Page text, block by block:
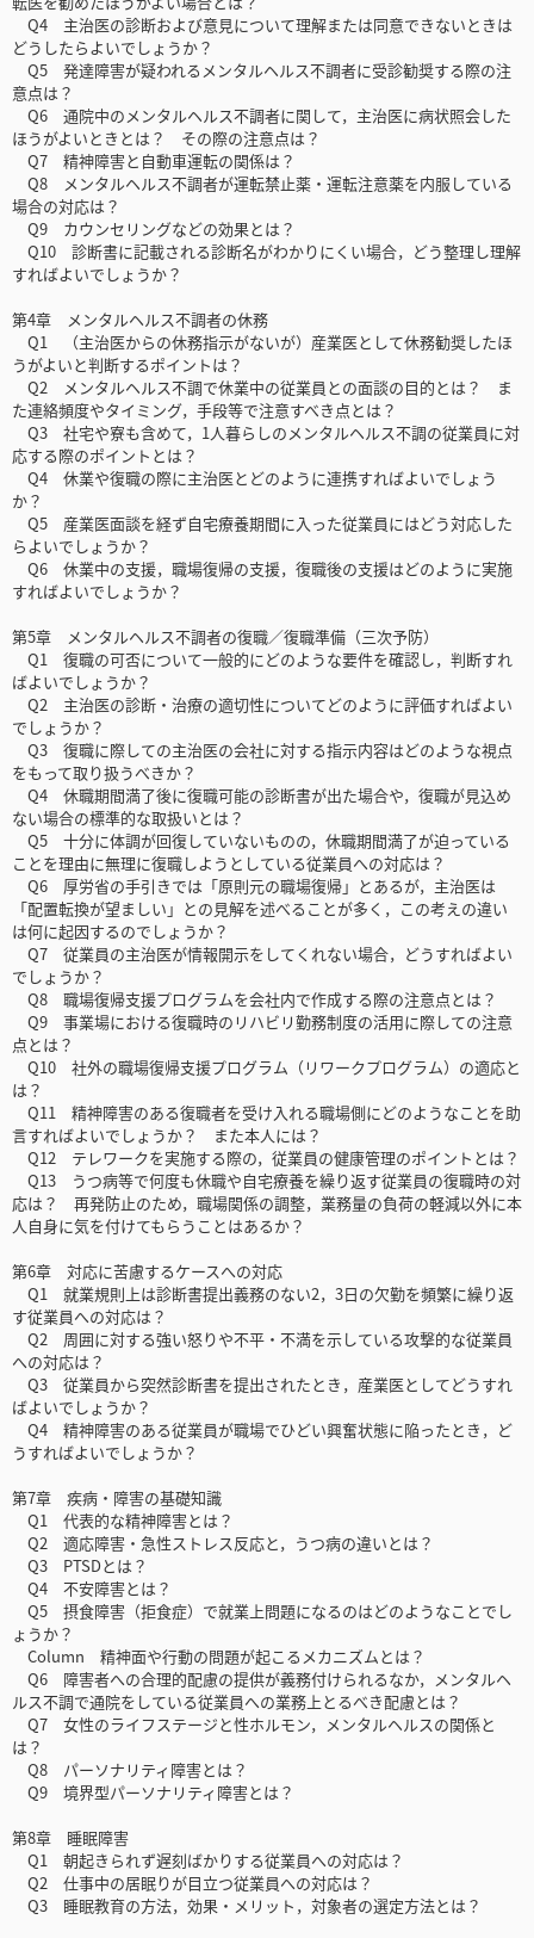
Q4 主治医の診断および意見について理解または同意できないときは
どうしたらよいでしょうか？
Q5 発達障害が疑われるメンタルヘルス不調者に受診勧奨する際の注
意点は？
Q6 通院中のメンタルヘルス不調者に関して，主治医に病状照会した
ほうがよいときとは？ その際の注意点は？
Q7 精神障害と自動車運転の関係は？
Q8 メンタルヘルス不調者が運転禁止薬・運転注意薬を内服している
場合の対応は？
Q9 カウンセリングなどの効果とは？
Q10 診断書に記載される診断名がわかりにくい場合，どう整理し理解
すればよいでしょうか？
第4章 メンタルヘルス不調者の休務
Q1 （主治医からの休務指示がないが）産業医として休務勧奨したほ
うがよいと判断するポイントは？
Q2 メンタルヘルス不調で休業中の従業員との面談の目的とは？ ま
た連絡頻度やタイミング，手段等で注意すべき点とは？
Q3 社宅や寮も含めて，1人暮らしのメンタルヘルス不調の従業員に対
応する際のポイントとは？
Q4 休業や復職の際に主治医とどのように連携すればよいでしょう
か？
Q5 産業医面談を経ず自宅療養期間に入った従業員にはどう対応した
らよいでしょうか？
Q6 休業中の支援，職場復帰の支援，復職後の支援はどのように実施
すればよいでしょうか？
第5章 メンタルヘルス不調者の復職／復職準備（三次予防）
Q1 復職の可否について一般的にどのような要件を確認し，判断すれ
ばよいでしょうか？
Q2 主治医の診断・治療の適切性についてどのように評価すればよい
でしょうか？
Q3 復職に際しての主治医の会社に対する指示内容はどのような視点
をもって取り扱うべきか？
Q4 休職期間満了後に復職可能の診断書が出た場合や，復職が見込め
ない場合の標準的な取扱いとは？
Q5 十分に体調が回復していないものの，休職期間満了が迫っている
ことを理由に無理に復職しようとしている従業員への対応は？
Q6 厚労省の手引きでは「原則元の職場復帰」とあるが，主治医は
「配置転換が望ましい」との見解を述べることが多く，この考えの違い
は何に起因するのでしょうか？
Q7 従業員の主治医が情報開示をしてくれない場合，どうすればよい
でしょうか？
Q8 職場復帰支援プログラムを会社内で作成する際の注意点とは？
Q9 事業場における復職時のリハビリ勤務制度の活用に際しての注意
点とは？
Q10 社外の職場復帰支援プログラム（リワークプログラム）の適応と
は？
Q11 精神障害のある復職者を受け入れる職場側にどのようなことを助
言すればよいでしょうか？ また本人には？
Q12 テレワークを実施する際の，従業員の健康管理のポイントとは？
Q13 うつ病等で何度も休職や自宅療養を繰り返す従業員の復職時の対
応は？ 再発防止のため，職場関係の調整，業務量の負荷の軽減以外に本
人自身に気を付けてもらうことはあるか？
第6章 対応に苦慮するケースへの対応
Q1 就業規則上は診断書提出義務のない2，3日の欠勤を頻繁に繰り返
す従業員への対応は？
Q2 周囲に対する強い怒りや不平・不満を示している攻撃的な従業員
への対応は？
Q3 従業員から突然診断書を提出されたとき，産業医としてどうすれ
ばよいでしょうか？
Q4 精神障害のある従業員が職場でひどい興奮状態に陥ったとき，ど
うすればよいでしょうか？
第7章 疾病・障害の基礎知識
Q1 代表的な精神障害とは？
Q2 適応障害・急性ストレス反応と，うつ病の違いとは？
Q3 PTSDとは？
Q4 不安障害とは？
Q5 摂食障害（拒食症）で就業上問題になるのはどのようなことでし
ょうか？
Column 精神面や行動の問題が起こるメカニズムとは？
Q6 障害者への合理的配慮の提供が義務付けられるなか，メンタルヘ
ルス不調で通院をしている従業員への業務上とるべき配慮とは？
Q7 女性のライフステージと性ホルモン，メンタルヘルスの関係と
は？
Q8 パーソナリティ障害とは？
Q9 境界型パーソナリティ障害とは？
第8章 睡眠障害
Q1 朝起きられず遅刻ばかりする従業員への対応は？
Q2 仕事中の居眠りが目立つ従業員への対応は？
Q3 睡眠教育の方法，効果・メリット，対象者の選定方法とは？